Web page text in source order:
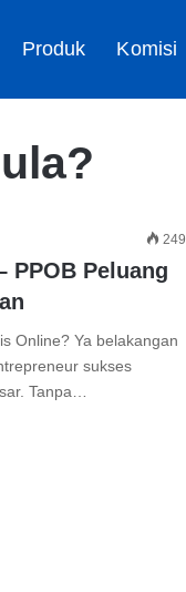
Produk Komisi
249
PPOB Peluang
Online? Ya belakangan
sukses
Tanpa…